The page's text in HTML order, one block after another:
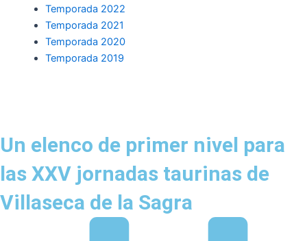
Temporada 2022
Temporada 2021
Temporada 2020
Temporada 2019
Un elenco de primer nivel para
las XXV jornadas taurinas de
Villaseca de la Sagra